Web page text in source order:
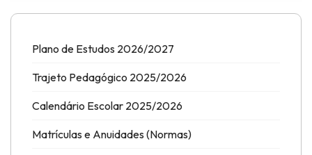
Plano de Estudos 2026/2027
Trajeto Pedagógico 2025/2026
Calendário Escolar 2025/2026
Matrículas e Anuidades (Normas)